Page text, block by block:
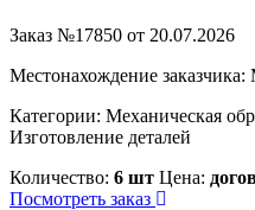
Заказ №17850 от 20.07.2026
Местонахождение
Категории: Механическая
Изготовление деталей
Количество: 6 шт Цена:
Посмотреть заказ